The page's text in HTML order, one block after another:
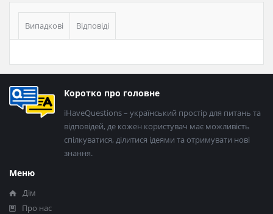
Бічна
панель
Випадкові Відповіді
Нижній
колонтитул
Коротко про головне
iHaveQuestions – український простір для питань та
відповідей, де кожен користувач має можливість
спілкуватися, ділитися ідеями та отримувати нові
знання.
Меню
Дім
Про нас